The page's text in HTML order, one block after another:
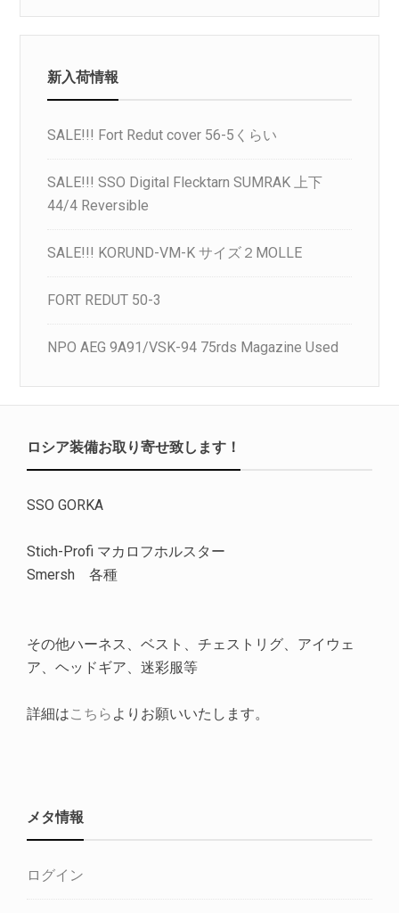
新入荷情報
SALE!!! Fort Redut cover 56-5くらい
SALE!!! SSO Digital Flecktarn SUMRAK 上下
44/4 Reversible
SALE!!! KORUND-VM-K サイズ２MOLLE
FORT REDUT 50-3
NPO AEG 9A91/VSK-94 75rds Magazine Used
ロシア装備お取り寄せ致します！
SSO GORKA
Stich-Profi マカロフホルスター
Smersh 各種
その他ハーネス、ベスト、チェストリグ、アイウェ
ア、ヘッドギア、迷彩服等
詳細はこちら よりお願いいたします。
メタ情報
ログイン